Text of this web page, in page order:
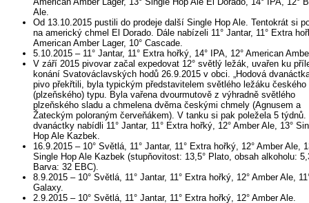
Ale.
Od 13.10.2015 pustili do prodeje další Single Hop Ale. Tentokrát si
na americký chmel El Dorado. Dále nabízeli 11° Jantar, 11° Extra
American Amber Lager, 10° Cascade.
5.10.2015 – 11° Jantar, 11° Extra hořký, 14° IPA, 12° American
V září 2015 pivovar začal expedovat 12° světlý ležák, uvařen ku
konání Svatováclavských hodů 26.9.2015 v obci. „Hodová
pivo překřtili, byla typickým představitelem světlého ležáku českého
(plzeňského) typu. Byla vařena dvourmutově z výhradně světlého
plzeňského sladu a chmelena dvěma českými chmely (Agnusem a
Žateckým poloraným červeňákem). V tanku si pak poležela 5 týdnů.
dvanáctky nabídli 11° Jantar, 11° Extra hořký, 12° Amber Ale, 13°
Hop Ale Kazbek.
16.9.2015 – 10° Světlá, 11° Jantar, 11° Extra hořký, 12° Amber Ale,
Single Hop Ale Kazbek (stupňovitost: 13,5° Plato, obsah alkoholu:
Barva: 32 EBC).
8.9.2015 – 10° Světlá, 11° Jantar, 11° Extra hořký, 12° Amber Ale,
Galaxy.
2.9.2015 – 10° Světlá, 11° Jantar, 11° Extra hořký, 12° Amber Ale.